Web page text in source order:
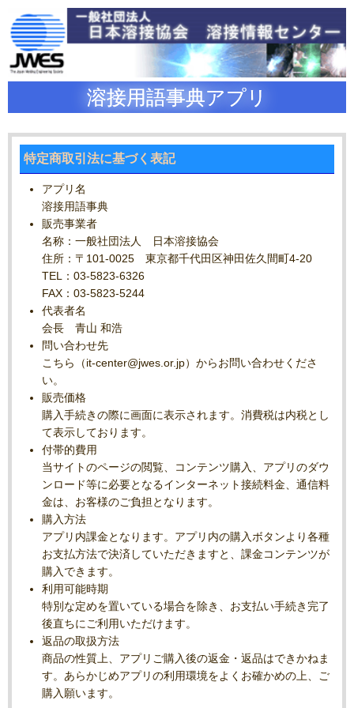
溶接用語事典アプリ
特定商取引法に基づく表記
アプリ名
溶接用語事典
販売事業者
名称：一般社団法人 日本溶接協会
住所：〒101-0025 東京都千代田区神田佐久間町4-20
TEL：03-5823-6326
FAX：03-5823-5244
代表者名
会長 青山 和浩
問い合わせ先
こちら（it-center@jwes.or.jp）からお問い合わせくださ
い。
販売価格
購入手続きの際に画面に表示されます。消費税は内税とし
て表示しております。
付帯的費用
当サイトのページの閲覧、コンテンツ購入、アプリのダウ
ンロード等に必要となるインターネット接続料金、通信料
金は、お客様のご負担となります。
購入方法
アプリ内課金となります。アプリ内の購入ボタンより各種
お支払方法で決済していただきますと、課金コンテンツが
購入できます。
利用可能時期
特別な定めを置いている場合を除き、お支払い手続き完了
後直ちにご利用いただけます。
返品の取扱方法
商品の性質上、アプリご購入後の返金・返品はできかねま
す。あらかじめアプリの利用環境をよくお確かめの上、ご
購入願います。